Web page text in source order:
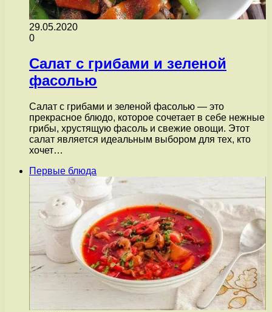
29.05.2020
0
Cалат с грибами и зеленой
фасолью
Салат с грибами и зеленой фасолью — это
прекрасное блюдо, которое сочетает в себе нежные
грибы, хрустящую фасоль и свежие овощи. Этот
салат является идеальным выбором для тех, кто
хочет…
Первые блюда